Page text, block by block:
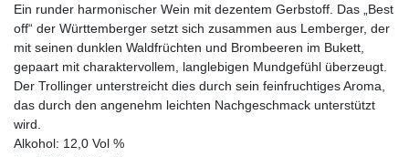
Ein runder harmonischer Wein mit dezentem Gerbstoff. Das „Best
off“ der Württemberger setzt sich zusammen aus Lemberger, der
mit seinen dunklen Waldfrüchten und Brombeeren im Bukett,
gepaart mit charaktervollem, langlebigen Mundgefühl überzeugt.
Der Trollinger unterstreicht dies durch sein feinfruchtiges Aroma,
das durch den angenehm leichten Nachgeschmack unterstützt
wird.
Alkohol: 12,0 Vol %